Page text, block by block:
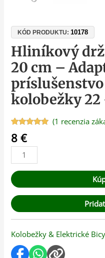
KÓD PRODUKTU:10178
Hliníkový
20 cm –
kolobežky 22
Hodnotenie
5.00z 5 na
základe
1
zákazníckej
recenzie
(1 recenzia
8€
Kolobežky & Elektrické